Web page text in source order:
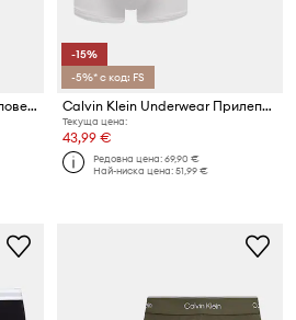
Calvin Klein Underwear слипове мъжки 3 броя
-15%
-5%* с код: FS
Calvin Klein Underwear Прилепнали мъжки боксерки 3 броя
Текуща цена:
43,99 €
Редовна цена:69,90 €
Най-ниска цена:51,99 €